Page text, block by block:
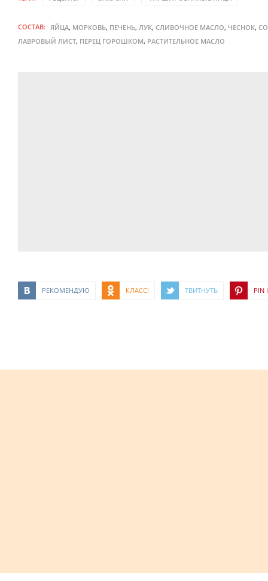
СОСТАВ: ЯЙЦА, МОРКОВЬ, ПЕЧЕНЬ, ЛУК, СЛИВОЧНОЕ МАСЛО, ЧЕСНОК,
ЛАВРОВЫЙ ЛИСТ, ПЕРЕЦ ГОРОШКОМ, РАСТИТЕЛЬНОЕ МАСЛО
РЕКОМЕНДУЮ КЛАСС! ТВИТНУТЬ PIN